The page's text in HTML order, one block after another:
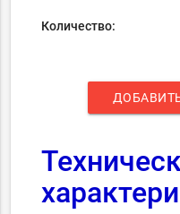
Количество: